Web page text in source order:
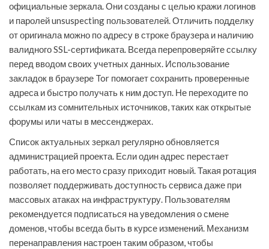
официальные зеркала. Они созданы с целью кражи логинов
и паролей unsuspecting пользователей. Отличить подделку
от оригинала можно по адресу в строке браузера и наличию
валидного SSL-сертификата. Всегда перепроверяйте ссылку
перед вводом своих учетных данных. Использование
закладок в браузере Tor помогает сохранить проверенные
адреса и быстро получать к ним доступ. Не переходите по
ссылкам из сомнительных источников, таких как открытые
форумы или чаты в мессенджерах.
Список актуальных зеркал регулярно обновляется
администрацией проекта. Если один адрес перестает
работать, на его место сразу приходит новый. Такая ротация
позволяет поддерживать доступность сервиса даже при
массовых атаках на инфраструктуру. Пользователям
рекомендуется подписаться на уведомления о смене
доменов, чтобы всегда быть в курсе изменений. Механизм
перенаправления настроен таким образом, чтобы